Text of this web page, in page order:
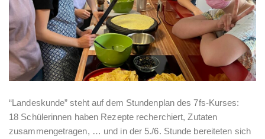
“Landeskunde” steht auf dem Stundenplan des 7fs-Kurses:
18 Schülerinnen haben Rezepte recherchiert, Zutaten
zusammengetragen, … und in der 5./6. Stunde bereiteten sich